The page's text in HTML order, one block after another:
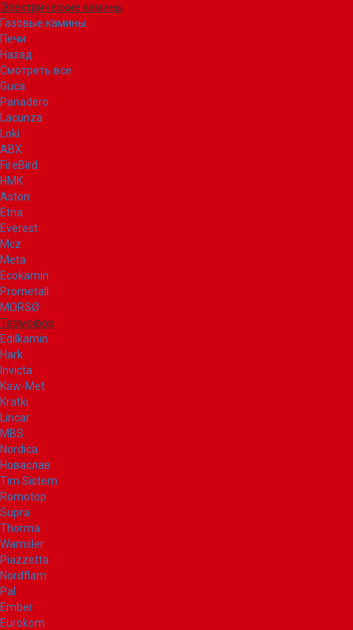
Электрические камины
Газовые камины
Печи
Назад
Смотреть все
Guca
Panadero
Lacunza
Loki
ABX
FireBird
НМК
Aston
Etna
Everest
Mcz
Meta
Ecokamin
Prometall
MORSØ
Термофор
Edilkamin
Hark
Invicta
Kaw-Met
Kratki
Lincar
MBS
Nordica
Новаслав
Tim Sistem
Romotop
Supra
Thorma
Wamsler
Piazzetta
Nordflam
Pal
Ember
Eurokom